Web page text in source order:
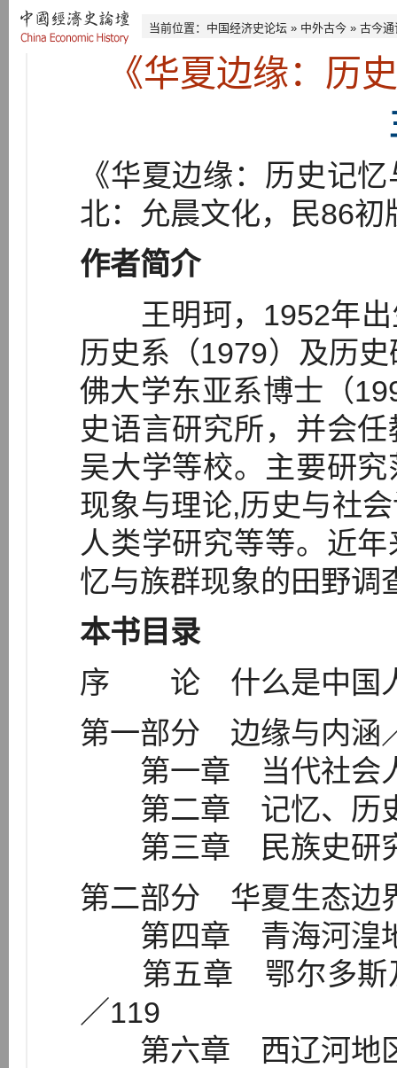
当前位置： 中国经济史论坛 » 中外古今 » 古今通
《华夏边缘：历
《华夏边缘：历史记
北：允晨文化，民86
作者简介
王明珂，1952年出
历史系（1979）及历
佛大学东亚系博士（
史语言研究所，并会
吴大学等校。主要研
现象与理论,历史与社
人类学研究等等。近
忆与族群现象的田野调
本书目录
序 论 什么是中国
第一部分 边缘与内涵
第一章 当代社会人
第二章 记忆、历史
第三章 民族史研究
第二部分 华夏生态边
第四章 青海河湟地
第五章 鄂尔多斯及
／119
第六章 西辽河地区